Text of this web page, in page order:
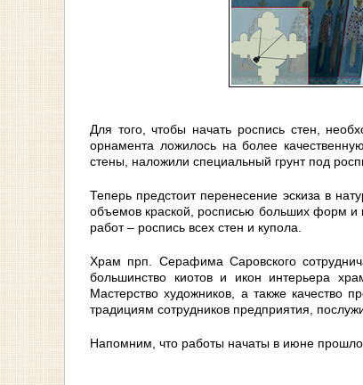
Для того, чтобы начать роспись стен,
орнамента ложилось на более
стены, наложили специальный грунт под
Теперь предстоит перенесение эскиза в
объемов краской, росписью больших форм и
работ – роспись всех стен и купола.
Храм прп. Серафима Саровского
большинство киотов и икон интерьера
Мастерство художников, а также качество
традициям сотрудников предприятия,
Напомним, что работы начаты в июне